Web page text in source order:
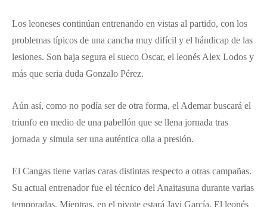
Los leoneses continúan entrenando en vistas al partido, con los
problemas típicos de una cancha muy difícil y el hándicap de las
lesiones. Son baja segura el sueco Oscar, el leonés Alex Lodos y
más que seria duda Gonzalo Pérez.
Aún así, como no podía ser de otra forma, el Ademar buscará el
triunfo en medio de una pabellón que se llena jornada tras
jornada y simula ser una auténtica olla a presión.
El Cangas tiene varias caras distintas respecto a otras campañas.
Su actual entrenador fue el técnico del Anaitasuna durante varias
temporadas. Mientras, en el pivote estará Javi García. El leonés